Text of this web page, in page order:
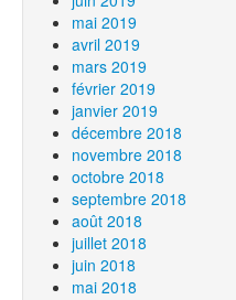
mai 2019
avril 2019
mars 2019
février 2019
janvier 2019
décembre 2018
novembre 2018
octobre 2018
septembre 2018
août 2018
juillet 2018
juin 2018
mai 2018